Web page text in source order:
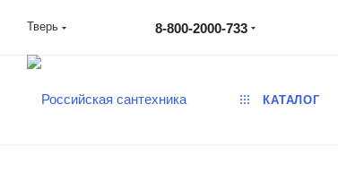
Тверь 8-800-2000-733
КАТАЛОГ